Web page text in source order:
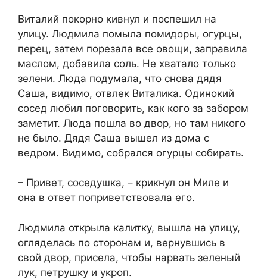
Виталий покорно кивнул и поспешил на
улицу. Людмила помыла помидоры, огурцы,
перец, затем порезала все овощи, заправила
маслом, добавила соль. Не хватало только
зелени. Люда подумала, что снова дядя
Саша, видимо, отвлек Виталика. Одинокий
сосед любил поговорить, как кого за забором
заметит. Люда пошла во двор, но там никого
не было. Дядя Саша вышел из дома с
ведром. Видимо, собрался огурцы собирать.
– Привет, соседушка, – крикнул он Миле и
она в ответ поприветствовала его.
Людмила открыла калитку, вышла на улицу,
огляделась по сторонам и, вернувшись в
свой двор, присела, чтобы нарвать зеленый
лук, петрушку и укроп.